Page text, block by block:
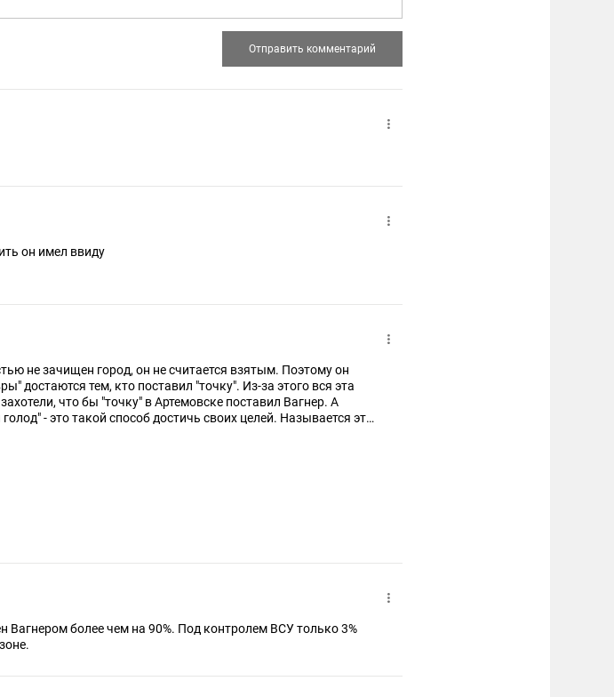
он имел ввиду
не зачищен город, он не считается взятым. Поэтому он
достаются тем, кто поставил "точку". Из-за этого вся эта
что бы "точку" в Артемовске поставил Вагнер. А
- это такой способ достичь своих целей. Называется это
Вагнером более чем на 90%. Под контролем ВСУ только 3%